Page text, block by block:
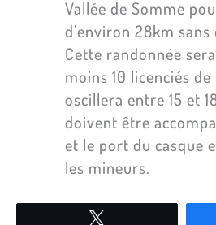
Vallée de Somme
d’environ 28km
Cette randonnée
moins 10 licenciés de
oscillera entre 15 et
doivent être
et le port du casque
les mineurs.